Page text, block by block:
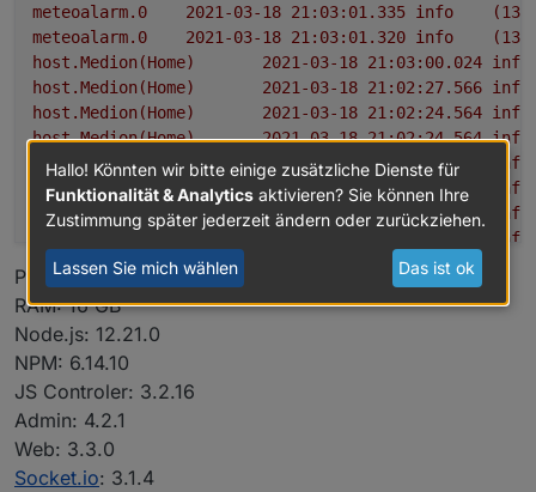
meteoalarm.0
info
meteoalarm.0
info
host.Medion(Home)
info
host.Medion(Home)
info
host.Medion(Home)
info
host.Medion(Home)
2021-03-18 21:02:24.564 info
host.Medion(Home)
info
host.Medion(Home)
info
host.Medion(Home)
info
info
Platform: Windows
RAM: 16 GB
Node.js: 12.21.0
NPM: 6.14.10
JS Controler: 3.2.16
Admin: 4.2.1
Web: 3.3.0
Socket.io: 3.1.4
Hallo! Könnten wir bitte einige zusätzliche Dienste für
Funktionalität & Analytics aktivieren? Sie können Ihre
Zustimmung später jederzeit ändern oder zurückziehen.
Lassen Sie mich wählen Das ist ok